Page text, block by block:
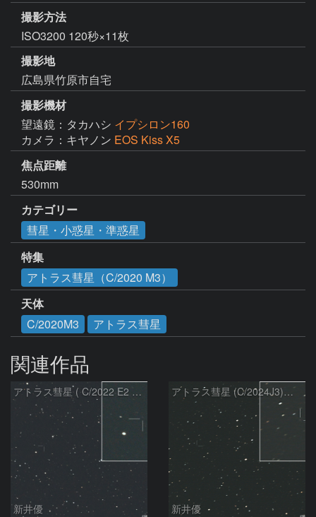
撮影方法
ISO3200 120秒×11枚
撮影地
広島県竹原市自宅
撮影機材
望遠鏡：タカハシ イプシロン160
カメラ：キヤノン EOS Kiss X5
焦点距離
530mm
カテゴリー
彗星・小惑星・準惑星
特集
アトラス彗星（C/2020 M3）
天体
C/2020M3
アトラス彗星
関連作品
アトラス彗星 ( C/2022 E2 )：2026/07/27
新井優
アトラス彗星 (C/2024J3)：2026/07/26
新井優